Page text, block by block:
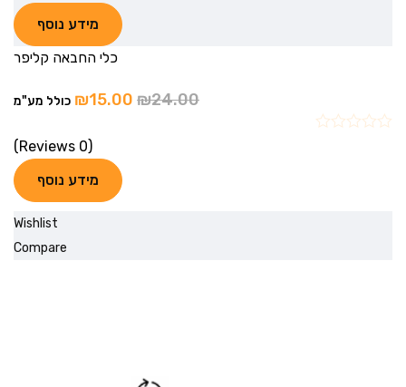
מידע נוסף
כלי החבאה קליפר
₪24.00
₪15.00 כולל מע"מ
(0 Reviews)
מידע נוסף
Wishlist
Compare